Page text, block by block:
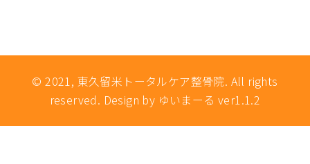
© 2021, 東久留米トータルケア整骨院. All rights
reserved. Design by ゆいまーる ver1.1.2